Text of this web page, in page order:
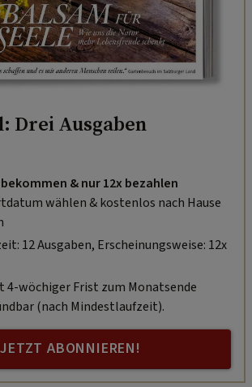
Drei Ausgaben
& nur 12x bezahlen
wählen & kostenlos nach Hause
12 Ausgaben, Erscheinungsweise: 12x
4-wöchiger Frist zum Monatsende
(nach Mindestlaufzeit).
JETZT ABONNIEREN!